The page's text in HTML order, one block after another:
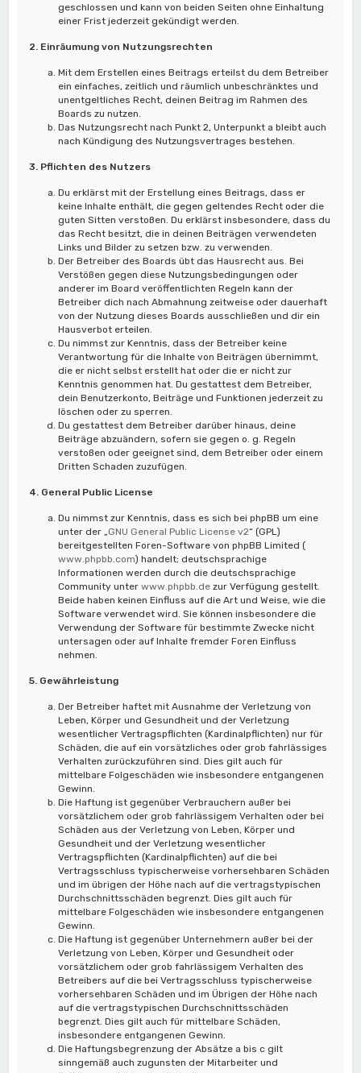
geschlossen und kann von beiden Seiten ohne Einhaltung
einer Frist jederzeit gekündigt werden.
2. Einräumung von Nutzungsrechten
Mit dem Erstellen eines Beitrags erteilst du dem Betreiber
ein einfaches, zeitlich und räumlich unbeschränktes und
unentgeltliches Recht, deinen Beitrag im Rahmen des
Boards zu nutzen.
Das Nutzungsrecht nach Punkt 2, Unterpunkt a bleibt auch
nach Kündigung des Nutzungsvertrages bestehen.
3. Pflichten des Nutzers
Du erklärst mit der Erstellung eines Beitrags, dass er
keine Inhalte enthält, die gegen geltendes Recht oder die
guten Sitten verstoßen. Du erklärst insbesondere, dass du
das Recht besitzt, die in deinen Beiträgen verwendeten
Links und Bilder zu setzen bzw. zu verwenden.
Der Betreiber des Boards übt das Hausrecht aus. Bei
Verstößen gegen diese Nutzungsbedingungen oder
anderer im Board veröffentlichten Regeln kann der
Betreiber dich nach Abmahnung zeitweise oder dauerhaft
von der Nutzung dieses Boards ausschließen und dir ein
Hausverbot erteilen.
Du nimmst zur Kenntnis, dass der Betreiber keine
Verantwortung für die Inhalte von Beiträgen übernimmt,
die er nicht selbst erstellt hat oder die er nicht zur
Kenntnis genommen hat. Du gestattest dem Betreiber,
dein Benutzerkonto, Beiträge und Funktionen jederzeit zu
löschen oder zu sperren.
Du gestattest dem Betreiber darüber hinaus, deine
Beiträge abzuändern, sofern sie gegen o. g. Regeln
verstoßen oder geeignet sind, dem Betreiber oder einem
Dritten Schaden zuzufügen.
4. General Public License
Du nimmst zur Kenntnis, dass es sich bei phpBB um eine
unter der „GNU General Public License v2“ (GPL)
bereitgestellten Foren-Software von phpBB Limited (
www.phpbb.com) handelt; deutschsprachige
Informationen werden durch die deutschsprachige
Community unterwww.phpbb.de zur Verfügung gestellt.
Beide haben keinen Einfluss auf die Art und Weise, wie die
Software verwendet wird. Sie können insbesondere die
Verwendung der Software für bestimmte Zwecke nicht
untersagen oder auf Inhalte fremder Foren Einfluss
nehmen.
5. Gewährleistung
Der Betreiber haftet mit Ausnahme der Verletzung von
Leben, Körper und Gesundheit und der Verletzung
wesentlicher Vertragspflichten (Kardinalpflichten) nur für
Schäden, die auf ein vorsätzliches oder grob fahrlässiges
Verhalten zurückzuführen sind. Dies gilt auch für
mittelbare Folgeschäden wie insbesondere entgangenen
Gewinn.
Die Haftung ist gegenüber Verbrauchern außer bei
vorsätzlichem oder grob fahrlässigem Verhalten oder bei
Schäden aus der Verletzung von Leben, Körper und
Gesundheit und der Verletzung wesentlicher
Vertragspflichten (Kardinalpflichten) auf die bei
Vertragsschluss typischerweise vorhersehbaren Schäden
und im übrigen der Höhe nach auf die vertragstypischen
Durchschnittsschäden begrenzt. Dies gilt auch für
mittelbare Folgeschäden wie insbesondere entgangenen
Gewinn.
Die Haftung ist gegenüber Unternehmern außer bei der
Verletzung von Leben, Körper und Gesundheit oder
vorsätzlichem oder grob fahrlässigem Verhalten des
Betreibers auf die bei Vertragsschluss typischerweise
vorhersehbaren Schäden und im Übrigen der Höhe nach
auf die vertragstypischen Durchschnittsschäden
begrenzt. Dies gilt auch für mittelbare Schäden,
insbesondere entgangenen Gewinn.
Die Haftungsbegrenzung der Absätze a bis c gilt
sinngemäß auch zugunsten der Mitarbeiter und